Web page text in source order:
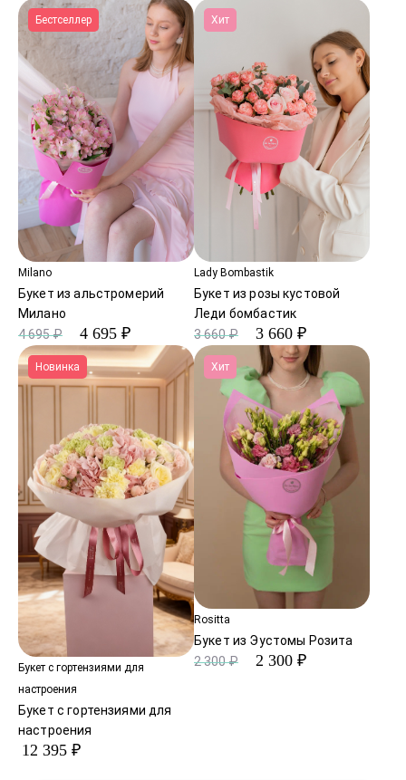
Бестселлер
Milano
Букет из альстромерий
Милано
4 695 ₽
4 695 ₽
Хит
Lady Bombastik
Букет из розы кустовой
Леди бомбастик
3 660 ₽
3 660 ₽
Новинка
Букет с гортензиями для
настроения
Букет с гортензиями для
настроения
12 395 ₽
Хит
Rositta
Букет из Эустомы Розита
2 300 ₽
2 300 ₽